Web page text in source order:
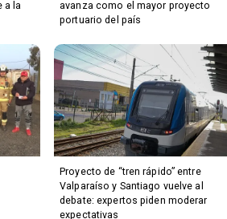
a la
avanza como el mayor proyecto
portuario del país
Proyecto de “tren rápido” entre
Valparaíso y Santiago vuelve al
debate: expertos piden moderar
expectativas